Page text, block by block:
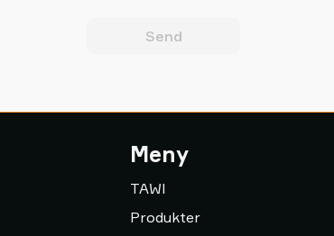
Send
Meny
TAWI
Produkter